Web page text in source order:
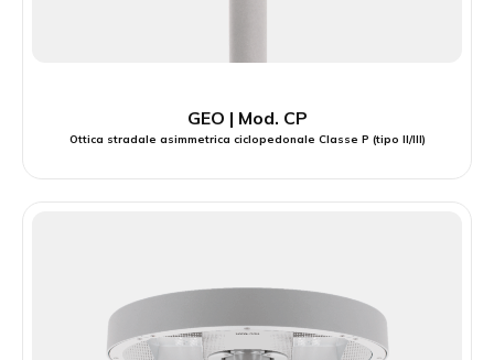
GEO | Mod. CP
Ottica stradale asimmetrica ciclopedonale Classe P (tipo II/III)